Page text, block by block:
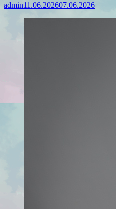
admin11.06.202607.06.2026